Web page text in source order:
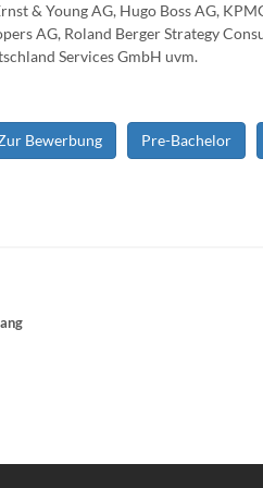
& Young AG, Hugo Boss AG,
AG, Roland Berger Strategy
Services GmbH uvm.
Bewerbung Pre-Bachelor